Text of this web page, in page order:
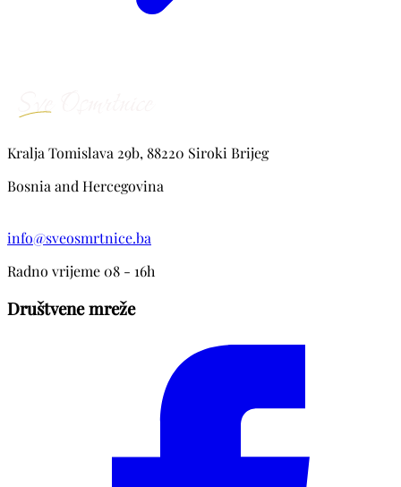
Kralja Tomislava 29b, 88220 Siroki Brijeg
Bosnia and Hercegovina
info@sveosmrtnice.ba
Radno vrijeme 08 - 16h
Društvene mreže